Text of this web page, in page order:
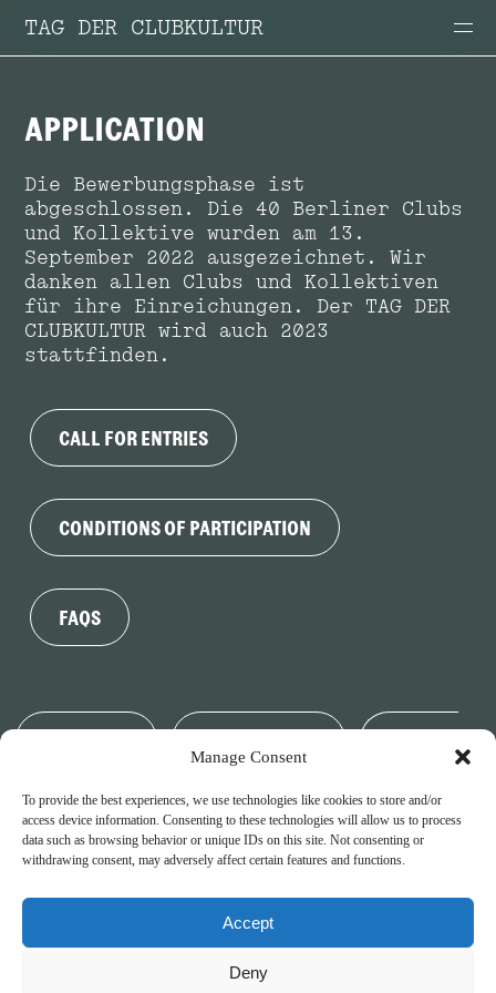
Manage Consent
To provide the best experiences, we use technologies like cookies to store and/or
access device information. Consenting to these technologies will allow us to process
data such as browsing behavior or unique IDs on this site. Not consenting or
withdrawing consent, may adversely affect certain features and functions.
Accept
Deny
TAG DER CLUBKULTUR
APPLICATION
Die Bewerbungsphase ist
abgeschlossen. Die 40 Berliner Clubs
und Kollektive wurden am 13.
September 2022 ausgezeichnet.Wir
danken allen Clubs und Kollektiven
für ihre Einreichungen. Der TAG DER
CLUBKULTUR wird auch 2023
stattfinden.
CALL FOR ENTRIES
CONDITIONS OF PARTICIPATION
FAQS
POLICY COOKIE POLICY